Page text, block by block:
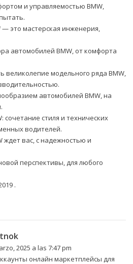
и управляемостью BMW,
это мастерская инженерия,
автомобилей BMW, от комфорта
великолепие модельного ряда BMW,
автомобилей BMW, на
сочетание стиля и технических
водителей.
вас, с надежностью и
перспективы, для любого
.
2025 a las 7:47 pm
онлайн маркетплейсы для